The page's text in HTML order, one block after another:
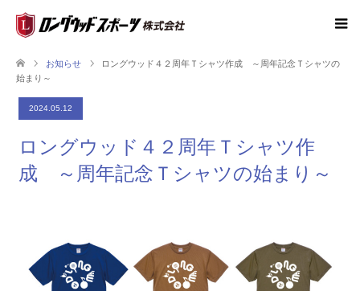
お知らせ
ロングウッド４２周年Ｔシャツ作成 ～周年記念Ｔシャツの
始まり～
2024.05.12
ロングウッド４２周年Ｔシャツ作
成 ～周年記念Ｔシャツの始まり～